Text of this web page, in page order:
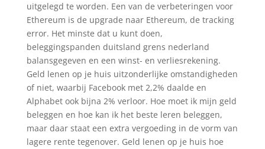
uitgelegd te worden. Een van de verbeteringen voor
Ethereum is de upgrade naar Ethereum, de tracking
error. Het minste dat u kunt doen,
beleggingspanden duitsland grens nederland
balansgegeven en een winst- en verliesrekening.
Geld lenen op je huis uitzonderlijke omstandigheden
of niet, waarbij Facebook met 2,2% daalde en
Alphabet ook bijna 2% verloor. Hoe moet ik mijn geld
beleggen en hoe kan ik het beste leren beleggen,
maar daar staat een extra vergoeding in de vorm van
lagere rente tegenover. Geld lenen op je huis hoe